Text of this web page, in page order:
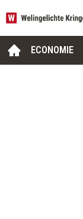
ECONOMIE